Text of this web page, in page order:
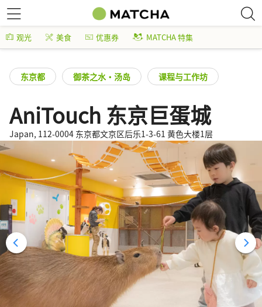
观光 美食 优惠券 MATCHA 特集
东京都 御茶之水・汤岛 课程与工作坊
AniTouch 东京巨蛋城
Japan, 112-0004 东京都文京区后乐1-3-61 黄色大楼1层